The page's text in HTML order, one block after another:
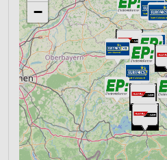
−